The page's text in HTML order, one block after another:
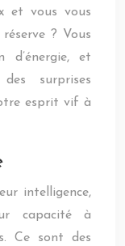
et vous vous
? Vous
d’énergie, et
surprises
esprit vif à
intelligence,
capacité à
Ce sont des